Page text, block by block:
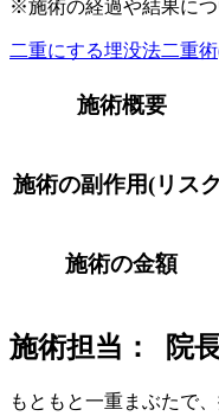
※施術の経過や結果に
二重にする埋没法二重
施術概要
施術の副作用(リス
施術の金額
施術担当： 院
もともと一重まぶたで